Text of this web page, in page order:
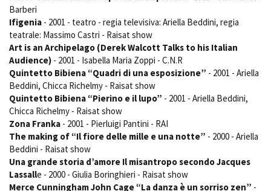
Barberi
Ifigenia - 2001 - teatro - regia televisiva: Ariella Beddini, regia
teatrale: Massimo Castri - Raisat show
Art is an Archipelago (Derek Walcott Talks to his Italian
Audience) - 2001 - Isabella Maria Zoppi - C.N.R
Quintetto Bibiena “Quadri di una esposizione” - 2001 - Ariella
Beddini, Chicca Richelmy - Raisat show
Quintetto Bibiena “Pierino e il lupo” - 2001 - Ariella Beddini,
Chicca Richelmy - Raisat show
Zona Franka - 2001 - Pierluigi Pantini - RAI
The making of “Il fiore delle mille e una notte” - 2000 - Ariella
Beddini - Raisat show
Una grande storia d’amore Il misantropo secondo Jacques
Lassalle - 2000 - Giulia Boringhieri - Raisat show
Merce Cunningham John Cage “La danza è un sorriso zen” -